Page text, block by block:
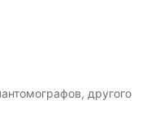
другого